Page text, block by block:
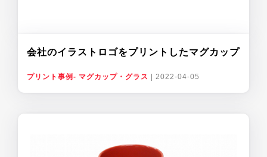
会社のイラストロゴをプリントしたマグカップ
プリント事例- マグカップ・グラス 2022-04-05